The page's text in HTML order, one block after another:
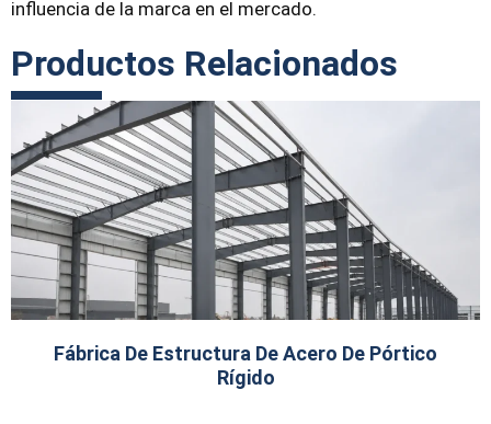
influencia de la marca en el mercado.
Productos Relacionados
Fábrica De Estructura De Acero De Pórtico
Rígido